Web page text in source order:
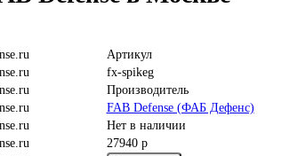
Артикул
fx-spikeg
Производитель
FAB Defense (ФАБ Дефенс)
Нет в наличии
27940 р